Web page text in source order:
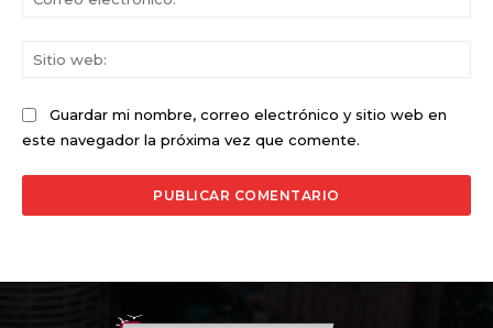
Guardar mi nombre, correo electrónico y sitio web en
este navegador la próxima vez que comente.